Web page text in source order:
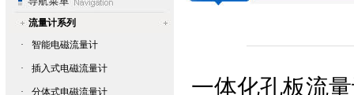
流量计系列
·
智能电磁流量计
· 插入式电磁流量计
· 分体式电磁流量计
一体化孔板流